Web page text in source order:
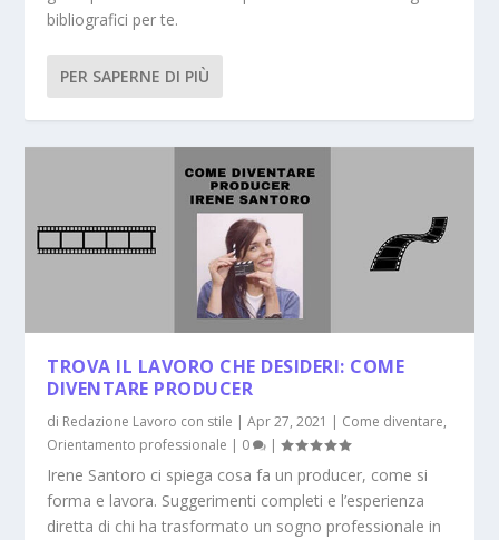
bibliografici per te.
PER SAPERNE DI PIÙ
TROVA IL LAVORO CHE DESIDERI: COME
DIVENTARE PRODUCER
di Redazione Lavoro con stile |Apr 27, 2021 | Come diventare,
Orientamento professionale | 0 |
Irene Santoro ci spiega cosa fa un producer, come si
forma e lavora. Suggerimenti completi e l’esperienza
diretta di chi ha trasformato un sogno professionale in